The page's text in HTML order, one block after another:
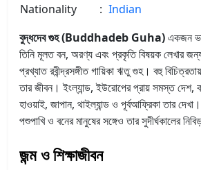
Nationality
: Indian
বুদ্ধদেব গুহ (Buddhadeb Guha)একজন
তিনি মূলত বন, অরণ্য এবং প্রকৃতি বিষয়ক লেখার জন্য
প্রখ্যাত রবীন্দ্রসঙ্গীত গায়িকা ঋতু গুহ। বহু
তার জীবন। ইংল্যান্ড, ইউরোপের প্রায় সমস্ত দেশ,
হাওয়াই, জাপান, থাইল্যান্ড ও পূর্বআফ্রিকা তার
পশুপাখি ও বনের মানুষের সঙ্গেও তার সুদীর্ঘকালের
জন্ম ও শিক্ষাজীবন